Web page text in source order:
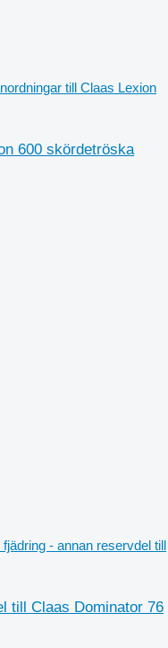
till Claas Lexion
600 skördetröska
- annan reservdel till
till Claas Dominator 76